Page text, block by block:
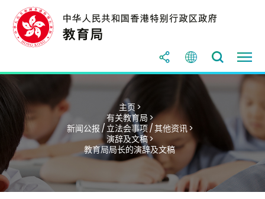
主页 >
有关教育局 >
新闻公报 / 立法会事项 / 其他资讯 >
演辞及文稿 >
教育局局长的演辞及文稿